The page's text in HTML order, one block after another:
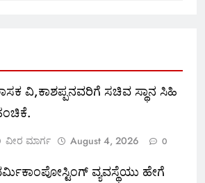
ವಿ,ಕಾಶಪ್ಪನವರಿಗೆ ಸಚಿವ ಸ್ಥಾನ ಸಿಹಿ
ವೀರ ಮಾರ್ಗ August 4, 2026 0
ವ್ಯವಸ್ಥೆಯು ಹೇಗೆ